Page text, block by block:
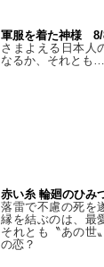
軍服を着た神様 8/
さまよえる日本人
なるか、それとも…
赤い糸 輪廻のひみ
落雷で不慮の死を
縁を結ぶのは、最
それとも〝あの世
の恋？